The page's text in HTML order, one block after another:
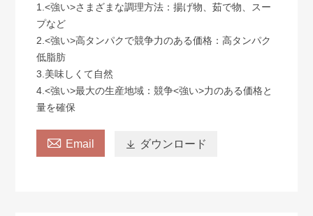
1.<強い>さまざまな調理方法：揚げ物、茹で物、スー
プなど
2.<強い>高タンパクで競争力のある価格：高タンパク
低脂肪
3.美味しくて自然
4.<強い>最大の生産地域：競争<強い>力のある価格と
量を確保
 Email  ダウンロード